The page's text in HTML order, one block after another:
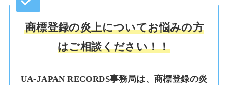
商標登録の炎上についてお悩みの方
はご相談ください！！
UA-JAPAN RECORDS事務局は、商標登録の炎